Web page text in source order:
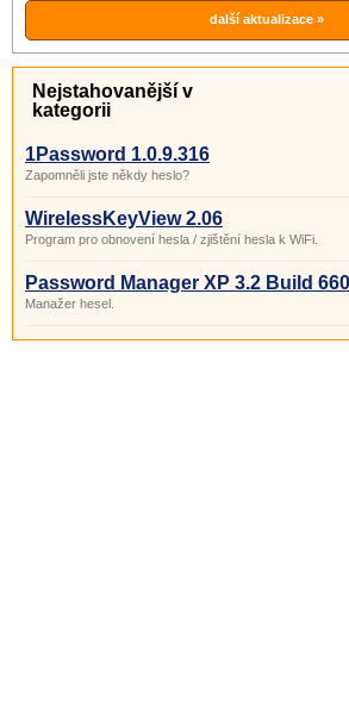
další aktualizace »
Nejstahovanější v
kategorii
1Password 1.0.9.316
Zapomněli jste někdy heslo?
WirelessKeyView 2.06
Program pro obnovení hesla / zjištění hesla k WiFi.
Password Manager XP 3.2 Build 660
Manažer hesel.